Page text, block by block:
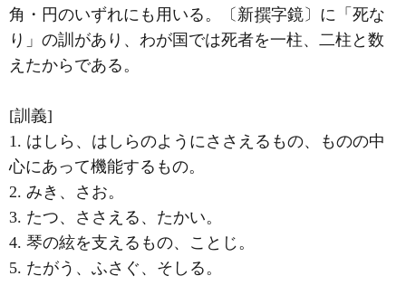
角・円のいずれにも用いる。〔新
字鏡〕に「死な
り」の訓があり、わが国では死者を一柱、二柱と数
えたからである。
[訓義]
1. はしら、はしらのようにささえるもの、ものの中
心にあって機能するもの。
2. みき、さお。
3. たつ、ささえる、たかい。
4. 琴の絃を支えるもの、ことじ。
5. たがう、ふさぐ、そしる。